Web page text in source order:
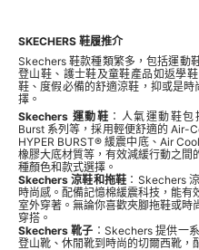
SKECHERS 鞋履推介
Skechers 鞋款種類繁多，包括運動
登山鞋、護士鞋及童鞋產品如返學
鞋、度假必備的舒適涼鞋，抑或是
擇。
Skechers 運動鞋 ：人氣運動鞋
Burst 系列等，採用輕便舒適的 Air-
HYPER BURST® 緩震中底、Air
橡膠大底材質等，有效減緩行動之間
種顏色和款式選擇。
Skechers 涼鞋和拖鞋 ：Skechers
時尚感。配備記憶棉緩震科技，能有
室外穿著。無論你喜歡夾腳拖鞋或時
穿搭。
Skechers 靴子 ：Skechers 提供一
登山靴、休閒靴到時尚的切爾西靴，